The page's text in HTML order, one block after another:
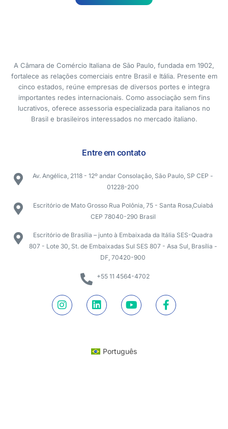
A Câmara de Comércio Italiana de São Paulo, fundada em 1902,
fortalece as relações comerciais entre Brasil e Itália. Presente em
cinco estados, reúne empresas de diversos portes e integra
importantes redes internacionais. Como associação sem fins
lucrativos, oferece assessoria especializada para italianos no
Brasil e brasileiros interessados no mercado italiano.
Entre em contato
Av. Angélica, 2118 - 12º andar Consolação, São Paulo, SP CEP -
01228-200
Escritório de Mato Grosso Rua Polônia, 75 - Santa Rosa,Cuiabá
CEP 78040-290 Brasil
Escritório de Brasília – junto à Embaixada da Itália SES-Quadra
807 - Lote 30, St. de Embaixadas Sul SES 807 - Asa Sul, Brasília -
DF, 70420-900
+55 11 4564-4702
Português